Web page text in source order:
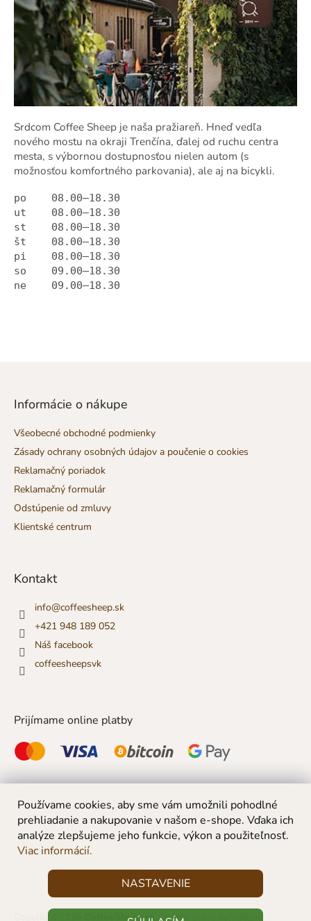
Používame cookies, aby sme vám umožnili pohodlné
prehliadanie a nakupovanie v našom e-shope. Vďaka ich
analýze zlepšujeme jeho funkcie, výkon a použiteľnosť.
Viac informácií.
NASTAVENIE
Srdcom Coffee Sheep je naša pražiareň. Hneď vedľa
nového mostu na okraji Trenčína, ďalej od ruchu centra
mesta, s výbornou dostupnosťou nielen autom (s
možnosťou komfortného parkovania), ale aj na bicykli.
po 08.00—18.30
ut 08.00—18.30
st 08.00—18.30
št 08.00—18.30
pi 08.00—18.30
so 09.00—18.30
ne 09.00—18.30
Informácie o nákupe
Všeobecné obchodné podmienky
Zásady ochrany osobných údajov a poučenie o cookies
Reklamačný poriadok
Reklamačný formulár
Odstúpenie od zmluvy
Klientské centrum
Kontakt
info@coffeesheep.sk
+421 948 189 052
Náš facebook
coffeesheepsvk
Prijímame online platby
Copyright 2026 CoffeeSheep.sk . Všetky práva vyhradené.